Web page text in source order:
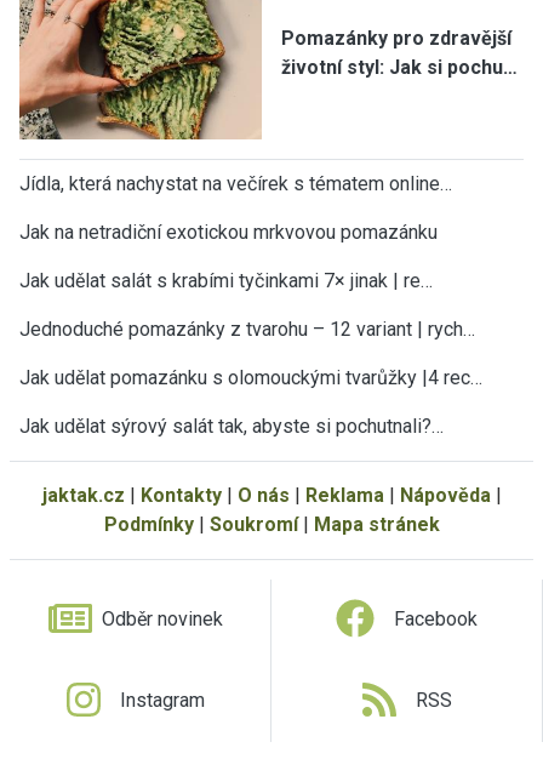
Pomazánky pro zdravější
životní styl: Jak si pochu…
Jídla, která nachystat na večírek s tématem online…
Jak na netradiční exotickou mrkvovou pomazánku
Jak udělat salát s krabími tyčinkami 7× jinak | re…
Jednoduché pomazánky z tvarohu – 12 variant | rych…
Jak udělat pomazánku s olomouckými tvarůžky |4 rec…
Jak udělat sýrový salát tak, abyste si pochutnali?…
jaktak.cz | Kontakty| O nás | Reklama| Nápověda|
Podmínky| Soukromí| Mapa stránek
Odběr novinek Facebook
Instagram RSS